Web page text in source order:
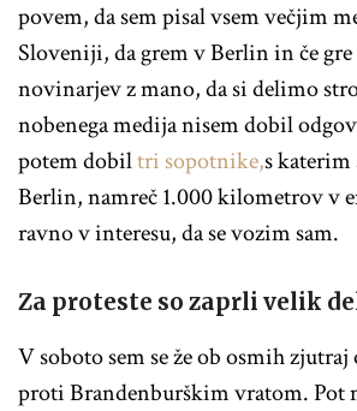
povem, da sem pisal vsem večjim
Sloveniji, da grem v Berlin in če
novinarjev z mano, da si delimo
nobenega medija nisem dobil
potem dobiltri sopotnike,s katerim
Berlin, namreč 1.000 kilometrov v
ravno v interesu, da se vozim sam.
Za proteste so zaprli velik
V soboto sem se že ob osmih
proti Brandenburškim vratom. Pot